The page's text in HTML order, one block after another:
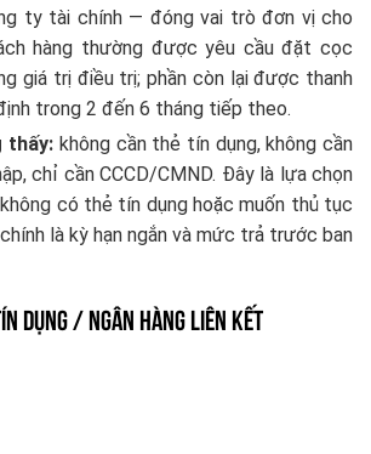
ty tài chính — đóng vai trò đơn vị cho
hàng thường được yêu cầu đặt cọc
giá trị điều trị; phần còn lại được thanh
trong 2 đến 6 tháng tiếp theo.
thấy: không cần thẻ tín dụng, không cần
chỉ cần CCCD/CMND. Đây là lựa chọn
có thẻ tín dụng hoặc muốn thủ tục
là kỳ hạn ngắn và mức trả trước ban
Dụng / Ngân Hàng Liên Kết